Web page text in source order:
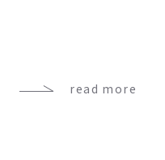
read more